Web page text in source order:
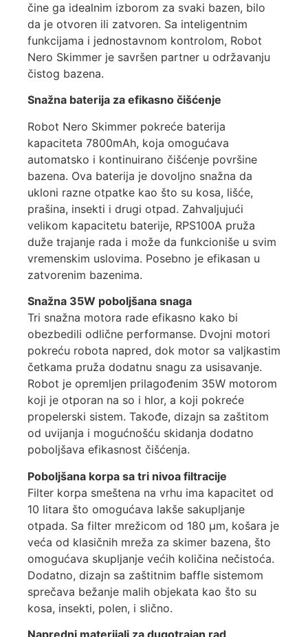
čine ga idealnim izborom za svaki bazen, bilo
da je otvoren ili zatvoren. Sa inteligentnim
funkcijama i jednostavnom kontrolom, Robot
Nero Skimmer je savršen partner u održavanju
čistog bazena.
Snažna baterija za efikasno čišćenje
Robot Nero Skimmer pokreće baterija
kapaciteta 7800mAh, koja omogućava
automatsko i kontinuirano čišćenje površine
bazena. Ova baterija je dovoljno snažna da
ukloni razne otpatke kao što su kosa, lišće,
prašina, insekti i drugi otpad. Zahvaljujući
velikom kapacitetu baterije, RPS100A pruža
duže trajanje rada i može da funkcioniše u svim
vremenskim uslovima. Posebno je efikasan u
zatvorenim bazenima.
Snažna 35W poboljšana snaga
Tri snažna motora rade efikasno kako bi
obezbedili odlične performanse. Dvojni motori
pokreću robota napred, dok motor sa valjkastim
četkama pruža dodatnu snagu za usisavanje.
Robot je opremljen prilagođenim 35W motorom
koji je otporan na so i hlor, a koji pokreće
propelerski sistem. Takođe, dizajn sa zaštitom
od uvijanja i mogućnošću skidanja dodatno
poboljšava efikasnost čišćenja.
Poboljšana korpa sa tri nivoa filtracije
Filter korpa smeštena na vrhu ima kapacitet od
10 litara što omogućava lakše sakupljanje
otpada. Sa filter mrežicom od 180 μm, košara je
veća od klasičnih mreža za skimer bazena, što
omogućava skupljanje većih količina nečistoća.
Dodatno, dizajn sa zaštitnim baffle sistemom
sprečava bežanje malih objekata kao što su
kosa, insekti, polen, i slično.
Napredni materijali za dugotrajan rad